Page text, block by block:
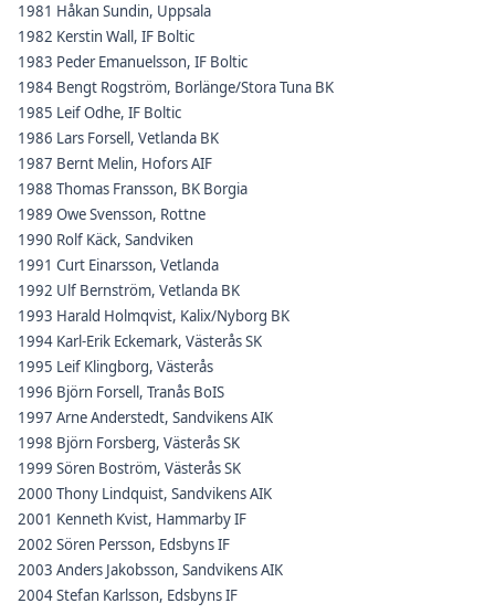
1981 Håkan Sundin, Uppsala
1982 Kerstin Wall, IF Boltic
1983 Peder Emanuelsson, IF Boltic
1984 Bengt Rogström, Borlänge/Stora Tuna BK
1985 Leif Odhe, IF Boltic
1986 Lars Forsell, Vetlanda BK
1987 Bernt Melin, Hofors AIF
1988 Thomas Fransson, BK Borgia
1989 Owe Svensson, Rottne
1990 Rolf Käck, Sandviken
1991 Curt Einarsson, Vetlanda
1992 Ulf Bernström, Vetlanda BK
1993 Harald Holmqvist, Kalix/Nyborg BK
1994 Karl-Erik Eckemark, Västerås SK
1995 Leif Klingborg, Västerås
1996 Björn Forsell, Tranås BoIS
1997 Arne Anderstedt, Sandvikens AIK
1998 Björn Forsberg, Västerås SK
1999 Sören Boström, Västerås SK
2000 Thony Lindquist, Sandvikens AIK
2001 Kenneth Kvist, Hammarby IF
2002 Sören Persson, Edsbyns IF
2003 Anders Jakobsson, Sandvikens AIK
2004 Stefan Karlsson, Edsbyns IF